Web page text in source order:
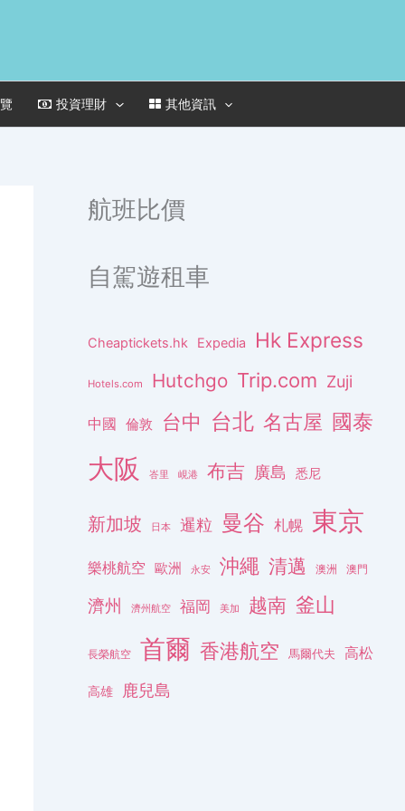
投資理財 其他資訊
航班比價
自駕遊租車
Cheaptickets.hk Expedia Hk Express
Hotels.com Hutchgo Trip.com Zuji
中國 倫敦 台中 台北 名古屋 國泰
大阪 峇里 峴港 布吉 廣島 悉尼
新加坡 日本 暹粒 曼谷 札幌 東京
樂桃航空 歐洲 永安 沖繩 清邁 澳洲 澳門
濟州 濟州航空 福岡 美加 越南 釜山
長榮航空 首爾 香港航空 馬爾代夫 高松
高雄 鹿兒島